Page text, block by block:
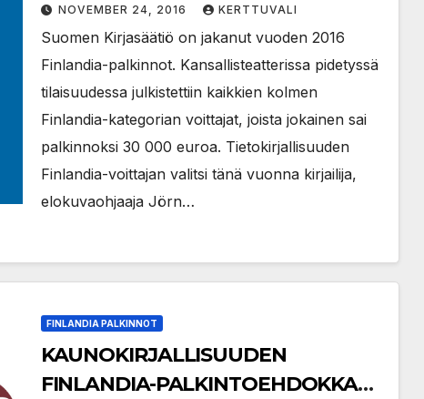
NOVEMBER 24, 2016 KERTTUVALI
Suomen Kirjasäätiö on jakanut vuoden 2016
Finlandia-palkinnot. Kansallisteatterissa pidetyssä
tilaisuudessa julkistettiin kaikkien kolmen
Finlandia-kategorian voittajat, joista jokainen sai
palkinnoksi 30 000 euroa. Tietokirjallisuuden
Finlandia-voittajan valitsi tänä vuonna kirjailija,
elokuvaohjaaja Jörn…
FINLANDIA PALKINNOT
KAUNOKIRJALLISUUDEN
FINLANDIA-PALKINTOEHDOKKAAT